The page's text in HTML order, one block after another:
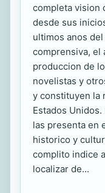
completa vision
desde sus
ultimos anos
comprensiva, el
produccion de
novelistas y
y constituyen la
Estados
las presenta en
historico y
complito indice
localizar de...